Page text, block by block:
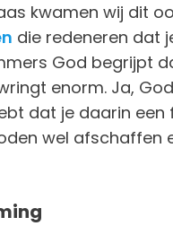
kwamen wij dit
die redeneren dat
God begrijpt
enorm. Ja,
dat je daarin
wel afschaffen